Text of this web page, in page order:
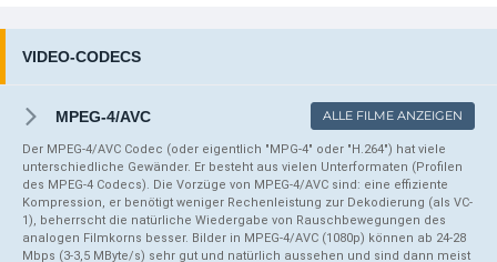
VIDEO-CODECS
MPEG-4/AVC ALLE FILME ANZEIGEN
Der MPEG-4/AVC Codec (oder eigentlich "MPG-4" oder "H.264") hat viele
unterschiedliche Gewänder. Er besteht aus vielen Unterformaten (Profilen
des MPEG-4 Codecs). Die Vorzüge von MPEG-4/AVC sind: eine effiziente
Kompression, er benötigt weniger Rechenleistung zur Dekodierung (als VC-
1), beherrscht die natürliche Wiedergabe von Rauschbewegungen des
analogen Filmkorns besser. Bilder in MPEG-4/AVC (1080p) können ab 24-28
Mbps (3-3,5 MByte/s) sehr gut und natürlich aussehen und sind dann meist